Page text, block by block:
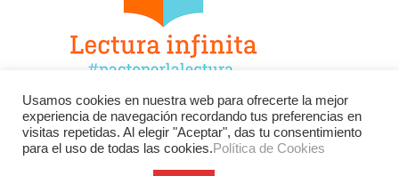
Facebook Twitter
Instagram
YouTube
LinkedIn Contacto
Usamos cookies en nuestra web para ofrecerte la mejor
experiencia de navegación recordando tus preferencias en
visitas repetidas. Al elegir "Aceptar", das tu consentimiento
para el uso de todas las cookies.Política de Cookies